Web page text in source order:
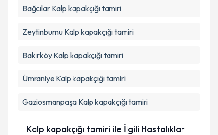
Bağcılar Kalp kapakçığı tamiri
Zeytinburnu Kalp kapakçığı tamiri
Bakırköy Kalp kapakçığı tamiri
Ümraniye Kalp kapakçığı tamiri
Gaziosmanpaşa Kalp kapakçığı tamiri
Kalp kapakçığı tamiri ile İlgili Hastalıklar